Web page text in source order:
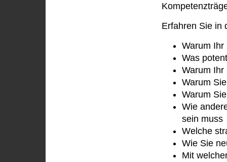
Erfahren Sie in
Warum Ihr
Was
Warum Ihr
Warum
Warum
Wie
sein muss
Welche
Wie Sie
Mit